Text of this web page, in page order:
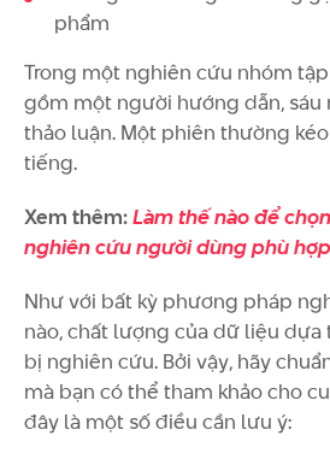
phẩm
Trong một nghiên cứu nhóm
gồm một người hướng dẫn,
thảo luận. Một phiên thường
tiếng.
Xem thêm:Làm thế nào để
nghiên cứu người dùng phù hợp
Như với bất kỳ phương pháp
nào, chất lượng của dữ liệu dựa
bị nghiên cứu. Bởi vậy, hãy
mà bạn có thể tham khảo cho
đây là một số điều cần lưu ý: